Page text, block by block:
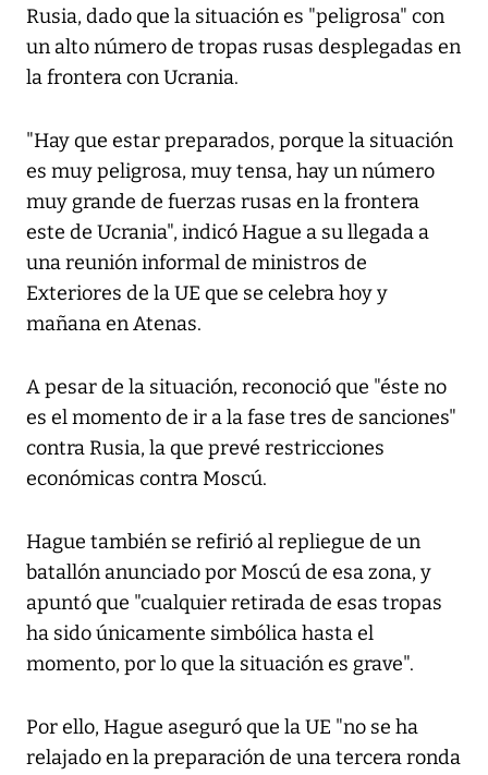
Rusia, dado que la situación es "peligrosa" con
un alto número de tropas rusas desplegadas en
la frontera con Ucrania.
"Hay que estar preparados, porque la situación
es muy peligrosa, muy tensa, hay un número
muy grande de fuerzas rusas en la frontera
este de Ucrania", indicó Hague a su llegada a
una reunión informal de ministros de
Exteriores de la UE que se celebra hoy y
mañana en Atenas.
A pesar de la situación, reconoció que "éste no
es el momento de ir a la fase tres de sanciones"
contra Rusia, la que prevé restricciones
económicas contra Moscú.
Hague también se refirió al repliegue de un
batallón anunciado por Moscú de esa zona, y
apuntó que "cualquier retirada de esas tropas
ha sido únicamente simbólica hasta el
momento, por lo que la situación es grave".
Por ello, Hague aseguró que la UE "no se ha
relajado en la preparación de una tercera ronda